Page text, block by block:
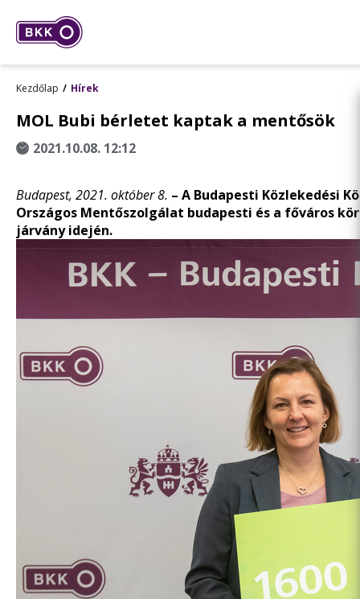
Kezdőlap Hírek
MOL Bubi bérletet kaptak a mentősök
2021.10.08. 12:12
Budapest, 2021. október 8. – A Budapesti Közlekedési
Országos Mentőszolgálat budapesti és a főváros
járvány idején.